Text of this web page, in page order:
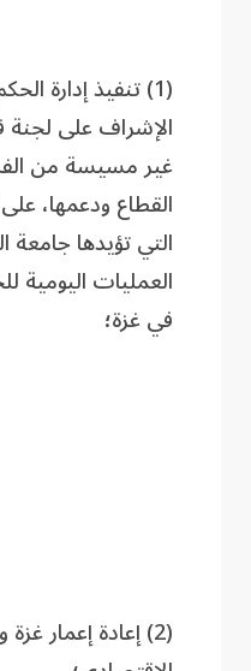
(1) تنفيذ إدارة
الإشراف على لجنة
غير مسيسة من
القطاع ودعمها،
التي تؤيدها جامعة
العمليات اليومية
في غزة؛
(2) إعادة إعمار